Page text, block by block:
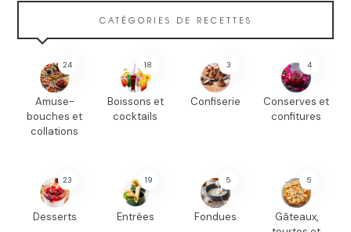
CATÉGORIES DE RECETTES
24
Amuse-
bouches et
collations
18
Boissons et
cocktails
3
Confiserie
4
Conserves et
confitures
23
Desserts
19
Entrées
5
Fondues
5
Gâteaux,